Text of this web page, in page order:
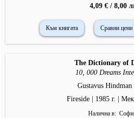
4,09 € / 8,00
Към книгата Сравни цени
The Dictionary of
10, 000 Dreams
Gustavus
Fireside | 1985 г. |
Налична в